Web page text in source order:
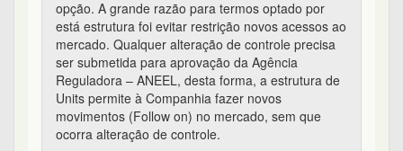
opção. A grande razão para termos optado por
está estrutura foi evitar restrição novos acessos ao
mercado. Qualquer alteração de controle precisa
ser submetida para aprovação da Agência
Reguladora – ANEEL, desta forma, a estrutura de
Units permite à Companhia fazer novos
movimentos (Follow on) no mercado, sem que
ocorra alteração de controle.